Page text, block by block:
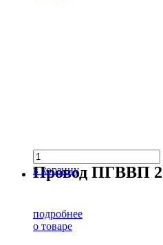
в корзину
Провод ПГВВП
подробнее
о товаре